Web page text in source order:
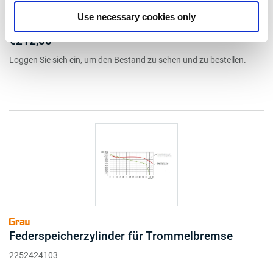
Use necessary cookies only
Anschlüsse: M22 + M16 adapter
€212,00
Loggen Sie sich ein, um den Bestand zu sehen und zu bestellen.
Federspeicherzylinder für Trommelbremse
2252424103